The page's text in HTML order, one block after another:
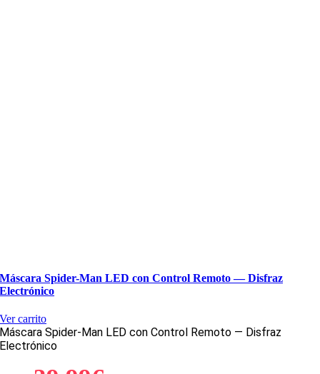
Máscara Spider-Man LED con Control Remoto — Disfraz
Electrónico
Ver carrito
Máscara Spider-Man LED con Control Remoto — Disfraz
Electrónico
El